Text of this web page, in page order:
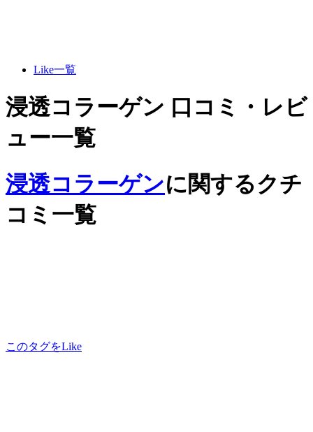
Like一覧
浸透コラーゲン 口コミ・レビ
ュー一覧
浸透コラーゲンに関するクチ
コミ一覧
このタグをLike